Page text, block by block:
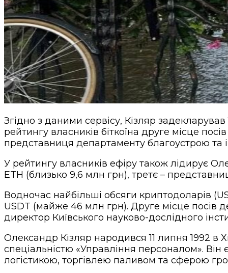
Згідно з даними сервісу, Кізляр
рейтингу власників біткоїна друге місце
представниця департаменту благоустрою та
У рейтингу власників ефіру також лідирує
ETH (близько 9,6 млн грн), третє –
Водночас найбільші обсяги криптодоларів
USDT (майже 46 млн грн). Друге місце посів
директор Київського науково-дослідного
Олександр Кізляр народився 11 липня 1992 в
спеціальністю «Управління персоналом».
логістикою, торгівлею паливом та сферою